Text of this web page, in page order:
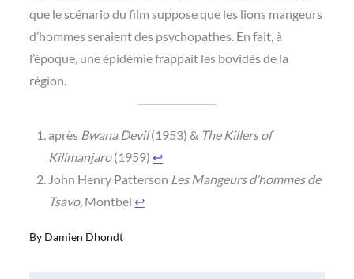
que le scénario du film suppose que les lions mangeurs
d’hommes seraient des psychopathes. En fait, à
l’époque, une épidémie frappait les bovidés de la
région.
après Bwana Devil(1953) & The Killers of
Kilimanjaro(1959) ↩︎
John Henry Patterson Les Mangeurs d’hommes de
Tsavo, Montbel ↩︎
By Damien Dhondt